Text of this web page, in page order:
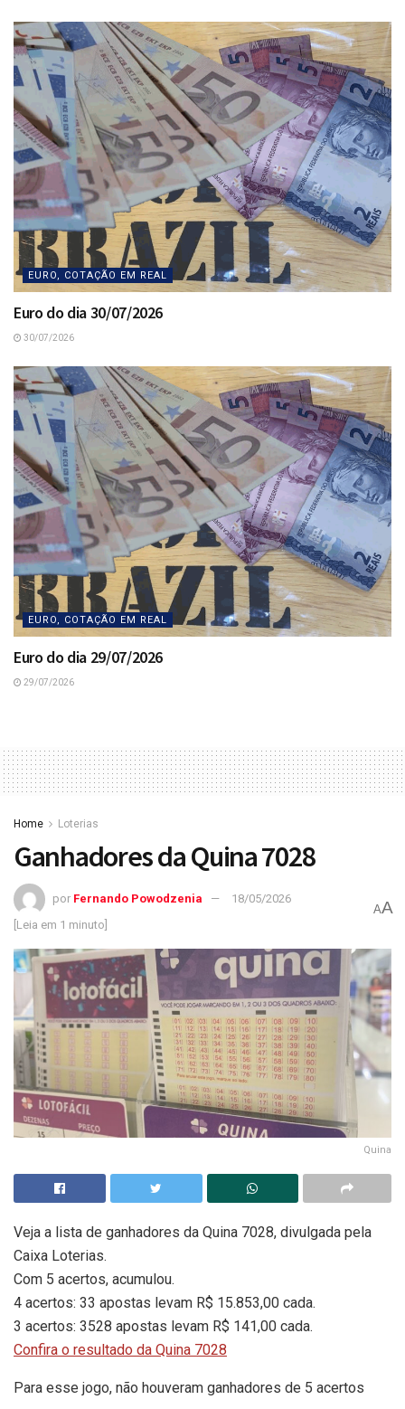
EURO, COTAÇÃO EM REAL
Euro do dia 30/07/2026
30/07/2026
EURO, COTAÇÃO EM REAL
Euro do dia 29/07/2026
29/07/2026
Home Loterias
Ganhadores da Quina 7028
por Fernando Powodzenia
18/05/2026
[Leia em 1 minuto]
AA
Quina
Veja a lista de ganhadores da Quina 7028, divulgada pela
Caixa Loterias.
Com 5 acertos, acumulou.
4 acertos: 33 apostas levam R$ 15.853,00 cada.
3 acertos: 3528 apostas levam R$ 141,00 cada.
Confira o resultado da Quina 7028
Para esse jogo, não houveram ganhadores de 5 acertos